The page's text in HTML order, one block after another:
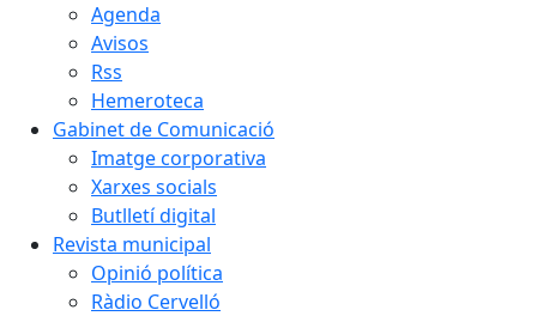
Agenda
Avisos
Rss
Hemeroteca
Gabinet de Comunicació
Imatge corporativa
Xarxes socials
Butlletí digital
Revista municipal
Opinió política
Ràdio Cervelló